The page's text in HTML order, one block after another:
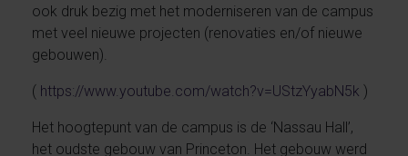
ook druk bezig met het moderniseren van de campus
met veel nieuwe projecten (renovaties en/of nieuwe
gebouwen).
( https://www.youtube.com/watch?v=UStzYyabN5k )
Het hoogtepunt van de campus is de ‘Nassau Hall’,
het oudste gebouw van Princeton. Het gebouw werd